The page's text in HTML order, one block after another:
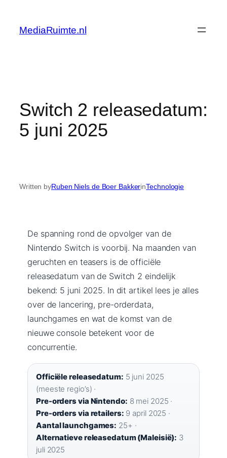
content
MediaRuimte.nl
Switch 2 releasedatum:
5 juni 2025
Written byRuben Niels de Boer BakkerinTechnologie
De spanning rond de opvolger van de
Nintendo Switch is voorbij. Na maanden van
geruchten en teasers is de officiële
releasedatum van de Switch 2 eindelijk
bekend: 5 juni 2025. In dit artikel lees je alles
over de lancering, pre-orderdata,
launchgames en wat de komst van de
nieuwe console betekent voor de
concurrentie.
Officiële releasedatum: 5 juni 2025
(meeste regio’s) ·
Pre-orders via Nintendo: 8 mei 2025 ·
Pre-orders via retailers: 9 april 2025 ·
Aantal launchgames: 25+ ·
Alternatieve releasedatum (Maleisië): 3
juli 2025